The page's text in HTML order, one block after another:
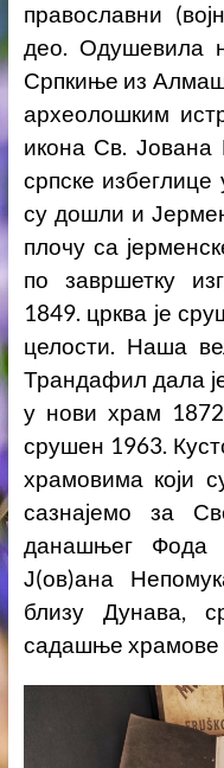
православни
део. Одушевила
Српкиње из
археолошким
икона Св. Јована
српске
су дошли и
плочу са
по завршетку
1849. црква је
целости. Наша
Трандафил дала
у нови храм
срушен 1963.
храмовима који
сазнајемо за
данашњег
Ј(ов)ана
близу Дунава,
садашње храмове